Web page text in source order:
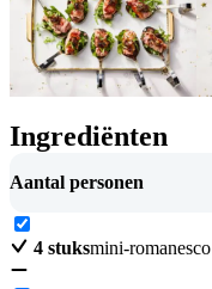
Ingrediënten
Aantal personen
4 stuksmini-romanesco